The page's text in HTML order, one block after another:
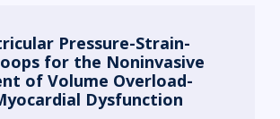
Pressure-Strain-
for the Noninvasive
of Volume Overload-
Dysfunction